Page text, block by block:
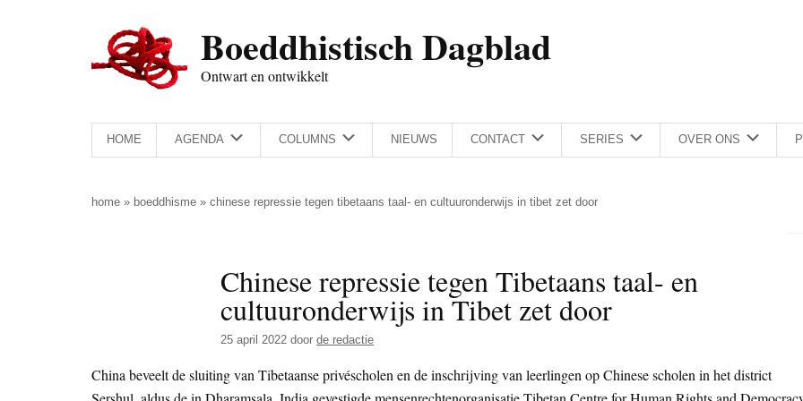
Boeddhistisch Dagblad
Ontwart en ontwikkelt
HOME AGENDA COLUMNS NIEUWS CONTACT SERIES OVER ONS
home » boeddhisme » chinese repressie tegen tibetaans taal- en cultuuronderwijs in tibet zet door
Chinese repressie tegen Tibetaans taal- en
cultuuronderwijs in Tibet zet door
25 april 2022 door de redactie
China beveelt de sluiting van Tibetaanse privéscholen en de inschrijving van leerlingen op Chinese scholen in het district